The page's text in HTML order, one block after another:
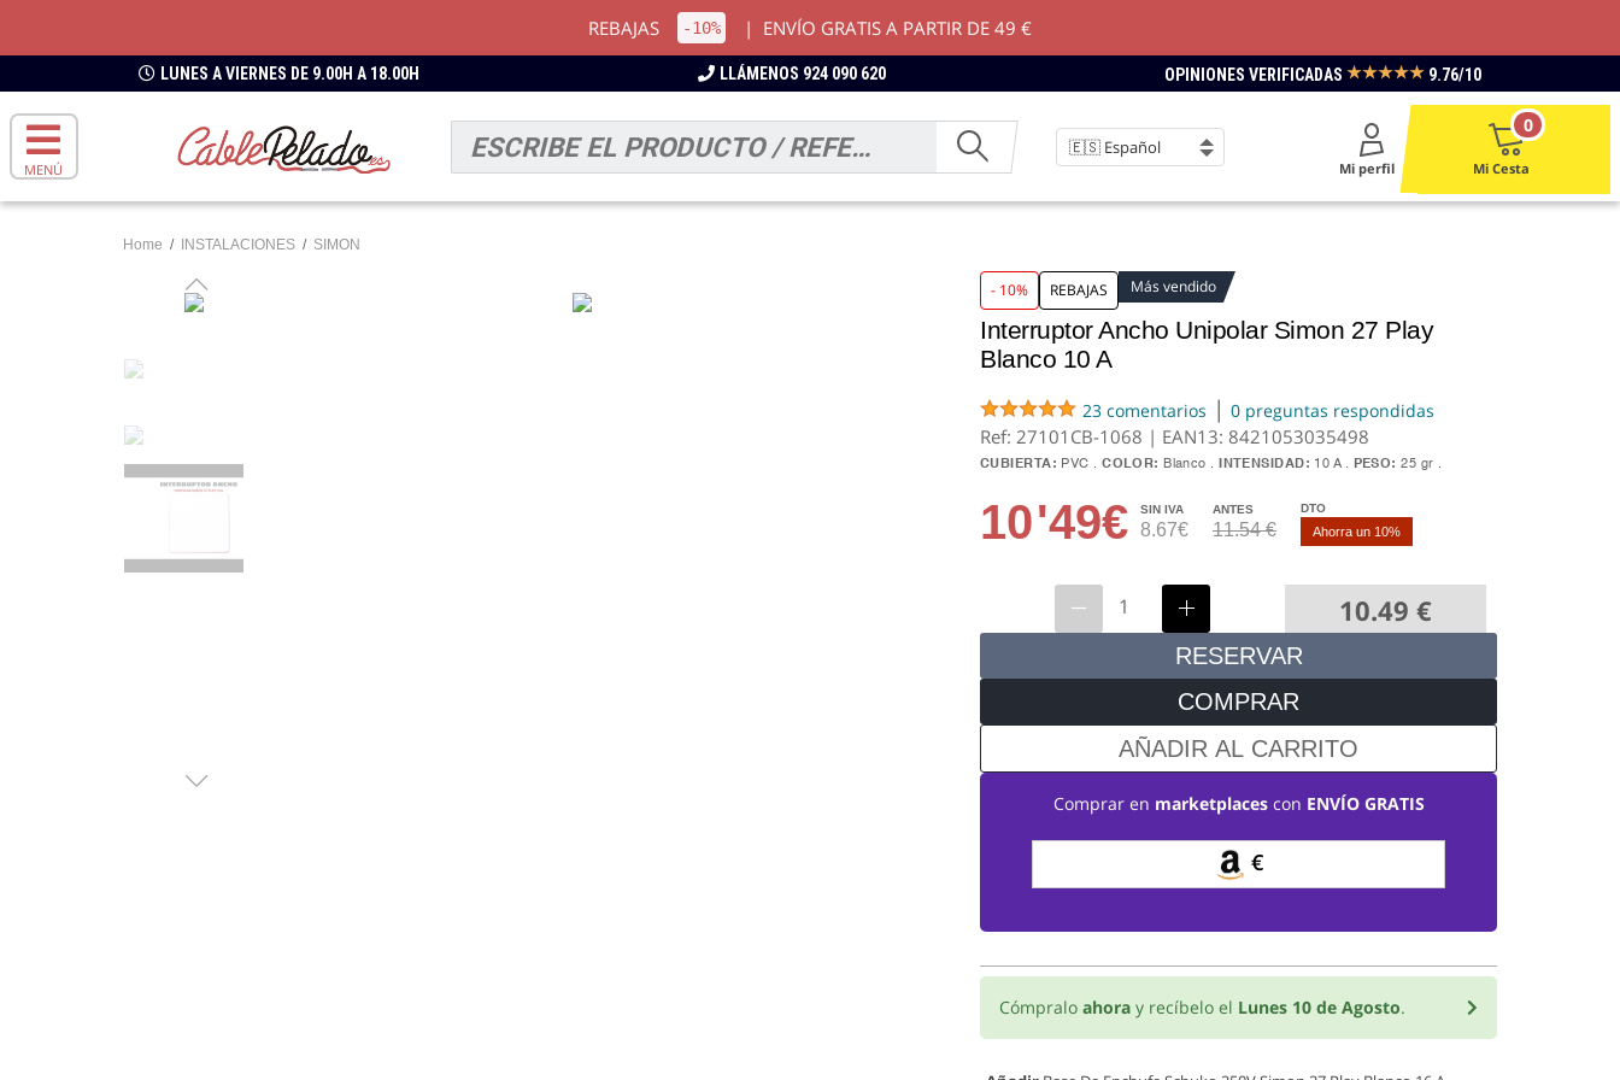
REBAJAS -10% | ENVÍO GRATIS A PARTIR DE 49 €
LUNES A VIERNES DE 9.00H A 18.00H LLÁMENOS 924 090 620 OPINIONES VERIFICADAS ★★★★★ 9.76/10
MENÚ Mi perfil Mi Cesta
0
Home / INSTALACIONES / SIMON
- 10% REBAJAS Más vendido
Interruptor Ancho Unipolar Simon 27 Play
Blanco 10 A
23 comentarios | 0 preguntas respondidas
Ref: 27101CB-1068 | EAN13: 8421053035498
CUBIERTA: PVC COLOR: Blanco INTENSIDAD: 10 A PESO: 25 gr
10'49€ SIN IVA
8.67€
ANTES
11.54 €
DTO
Ahorra un 10%
10.49 €
RESERVAR
COMPRAR
AÑADIR AL CARRITO
Comprar en marketplacescon ENVÍO GRATIS
€
Cómpralo ahora y recíbelo el Lunes 10 de Agosto.